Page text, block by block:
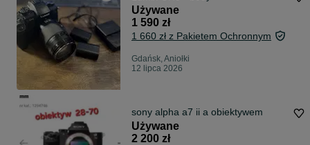
Używane
1 590 zł
1 660 zł z Pakietem Ochronnym
Gdańsk, Aniołki
12 lipca 2026
sony alpha a7 ii a obiektywem
Używane
2 200 zł